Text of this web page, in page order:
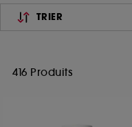
TRIER
416 Produits